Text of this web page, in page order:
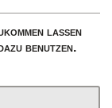
lassen
benutzen.